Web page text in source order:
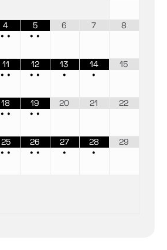
4
••
5
••
6 7 8
11
••
12
••
13
•
14
•
15
18
••
19
••
20 21 22
25
••
26
••
27
•
28
•
29